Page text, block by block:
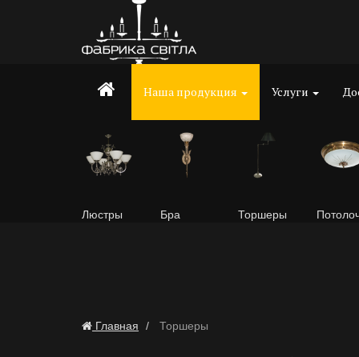
Наша продукция Услуги
Люстры Бра Торшеры
Главная Торшеры